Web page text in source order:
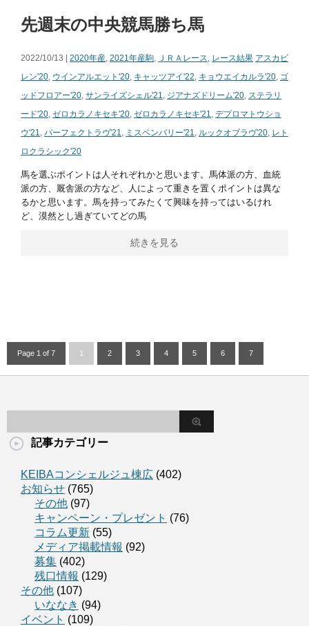
先週末の中央競馬勝ち馬
2022/10/13 | 2020年産 2021年産駒 ＪＲＡレース レース結果 アスカビ
レン'20 ウインアルエット'20 キャッツアイ'22 キョウエイカルラ'20 ゴ
ッドフロアー'20 サンライズシェル'21 ジアナズドリーム'20 ステラリ
ード'20 ゼロカラノキセキ'20 ゼロカラノキセキ'21
デプロマトウショ
ウ'21
パーフェクトラヴ'21 ミスペンバリー'21 ルックオブラヴ'20 レト
ロクラシック'20
馬を選ぶポイントは人それぞれかと思います。馬体派の方、血統
派の方、厩舎派の方など、人によって重きを置くポイントは異な
るかと思います。馬を持ってみたくて興味を持ってはいるけれ
ど、漠然とし過ぎていてどの馬
続きを見る
Page 1 of 7 1 2 3 4 5 6 7
記事カテゴリー
KEIBAコンシェルジュ棟広 (402)
お知らせ (765)
その他 (97)
キャンペーン・プレゼント (76)
コラム更新 (55)
メディア掲載情報 (92)
募集 (402)
残口情報 (129)
その他 (107)
いななき (94)
イベント (109)